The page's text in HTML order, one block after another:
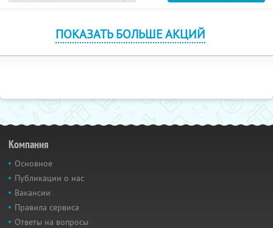
ПОКАЗАТЬ БОЛЬШЕ АКЦИЙ
Компания
Основное
Публикации о нас
Вакансии
Правила сервиса
Ответы на вопросы